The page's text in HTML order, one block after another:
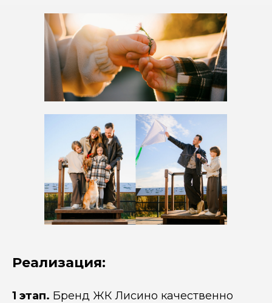
Реализация:
1 этап. Бренд ЖК Лисино качественно